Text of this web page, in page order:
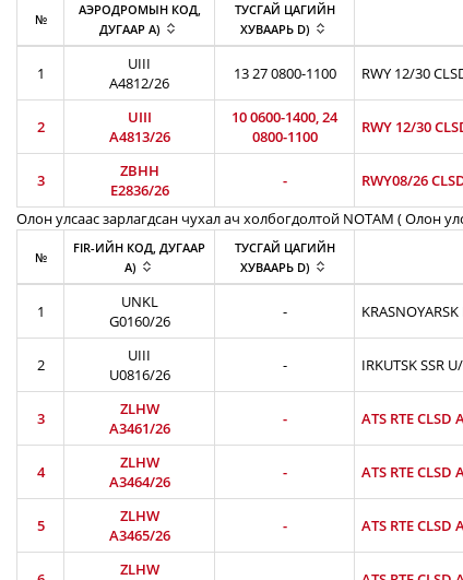
№
АЭРОДРОМЫН КОД,
ДУГААР A)
ТУСГАЙ ЦАГИЙН
ХУВААРЬ D)
1
UIII
A4812/26
13 27 0800-1100 RWY 12/30
2
UIII
A4813/26
10 0600-1400, 24
0800-1100
RWY 12/30
3
ZBHH
E2836/26
- RWY08/26
Олон улсаас зарлагдсан чухал ач холбогдолтой NOTAM ( Олон
№
FIR-ИЙН КОД, ДУГААР
A)
ТУСГАЙ ЦАГИЙН
ХУВААРЬ D)
1
UNKL
G0160/26
-
2
UIII
U0816/26
- IRKUTSK SSR
3
ZLHW
A3461/26
- ATS RTE
4
ZLHW
A3464/26
- ATS RTE
5
ZLHW
A3465/26
- ATS RTE
ZLHW